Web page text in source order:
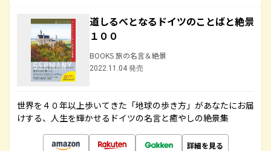
道しるべとなるドイツのことばと絶景
１００
BOOKS 旅の名言＆絶景
2022.11.04 発売
世界を４０年以上歩いてきた「地球の歩き方」があなたにお届
けする、人生を輝かせるドイツの名言と癒やしの絶景集
詳細を見る